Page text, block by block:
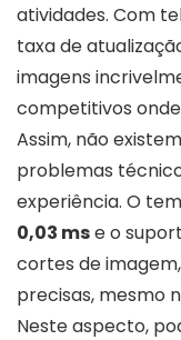
atividades. Com
taxa de
imagens
competitivos
Assim, não
problemas
experiência. O
0,03 mse o
cortes de
precisas, mesmo
Neste aspecto,